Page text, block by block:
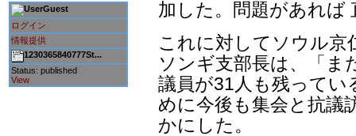
Guest
ログイン
情報提供
1230365840777St...
Status: published
View
加した。問題があれば
これに対してソウル京
ソンギ支部長は、「ま
議員が31人も残ってい
めに今後も集会と抗議
かにした。